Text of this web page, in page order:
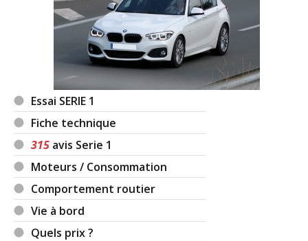
Essai SERIE 1
Fiche technique
315 avis Serie 1
Moteurs / Consommation
Comportement routier
Vie à bord
Quels prix ?